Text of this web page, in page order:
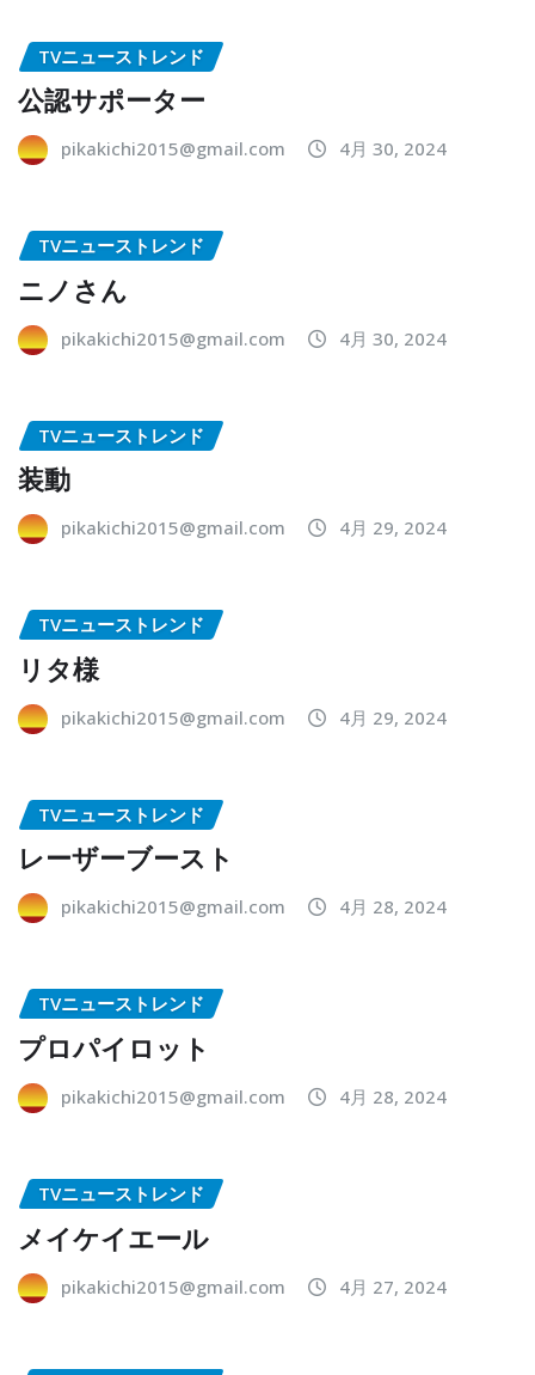
TVニューストレンド
公認サポーター
pikakichi2015@gmail.com 4月 30, 2024
TVニューストレンド
ニノさん
pikakichi2015@gmail.com 4月 30, 2024
TVニューストレンド
装動
pikakichi2015@gmail.com 4月 29, 2024
TVニューストレンド
リタ様
pikakichi2015@gmail.com 4月 29, 2024
TVニューストレンド
レーザーブースト
pikakichi2015@gmail.com 4月 28, 2024
TVニューストレンド
プロパイロット
pikakichi2015@gmail.com 4月 28, 2024
TVニューストレンド
メイケイエール
pikakichi2015@gmail.com 4月 27, 2024